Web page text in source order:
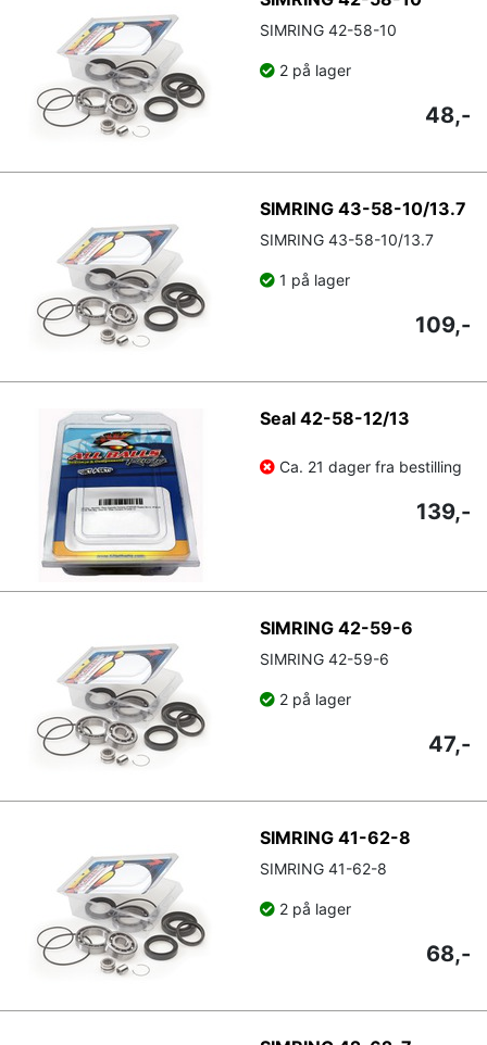
SIMRING 42-58-10
2 på lager
48,-
SIMRING 43-58-10/13.7
SIMRING 43-58-10/13.7
1 på lager
109,-
Seal 42-58-12/13
Ca. 21 dager fra bestilling
139,-
SIMRING 42-59-6
SIMRING 42-59-6
2 på lager
47,-
SIMRING 41-62-8
SIMRING 41-62-8
2 på lager
68,-